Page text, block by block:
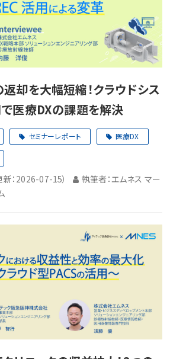
却を大幅短縮！クラウドシス
医療DXの課題を解決
セミナーレポート 医療DX
新： 2026-07-15）
執筆者：エムネス マー